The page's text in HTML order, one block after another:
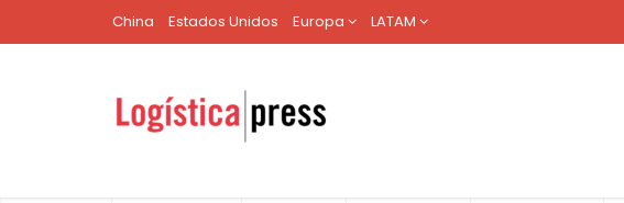
China Estados Unidos Europa LATAM